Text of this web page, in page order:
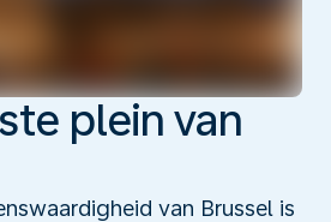
plein van
van Brussel is